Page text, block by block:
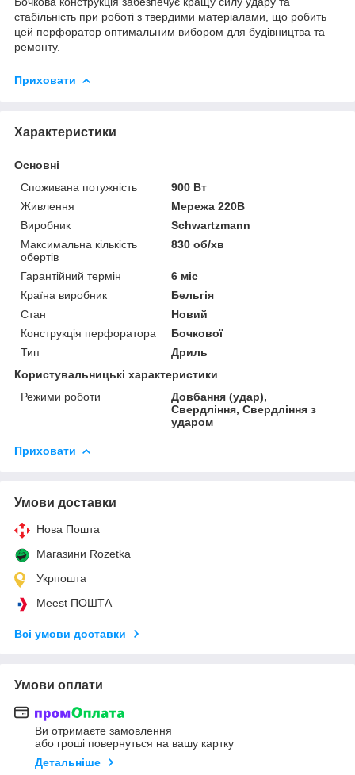
стабільність при роботі з твердими матеріалами, що робить
цей перфоратор оптимальним вибором для будівництва та
ремонту.
Приховати
Характеристики
Основні
Споживана потужність
900 Вт
Живлення
Мережа 220В
Виробник
Schwartzmann
Максимальна кількість
обертів
830 об/хв
Гарантійний термін
6 міс
Країна виробник
Бельгія
Стан
Новий
Конструкція перфоратора
Бочкової
Тип
Дриль
Користувальницькі характеристики
Режими роботи
Довбання (удар),
Свердління, Свердління з
ударом
Приховати
Умови доставки
Нова Пошта
Магазини Rozetka
Укрпошта
Meest ПОШТА
Всі умови доставки
Умови оплати
Ви отримаєте замовлення
або гроші повернуться на вашу картку
Детальніше